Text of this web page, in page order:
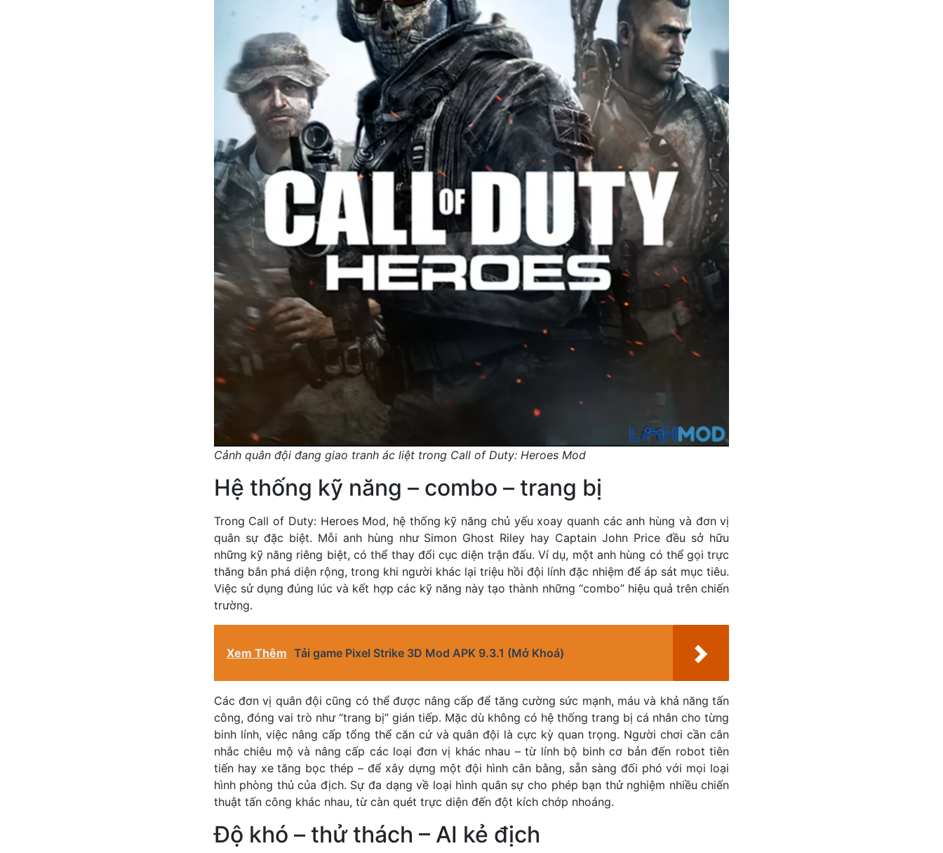
Cảnh quân đội đang giao tranh ác liệt trong Call of Duty: Heroes Mod
Hệ thống kỹ năng – combo – trang bị
Trong Call of Duty: Heroes Mod, hệ thống kỹ năng chủ yếu xoay quanh các anh hùng và đơn vị
quân sự đặc biệt. Mỗi anh hùng như Simon Ghost Riley hay Captain John Price đều sở hữu
những kỹ năng riêng biệt, có thể thay đổi cục diện trận đấu. Ví dụ, một anh hùng có thể gọi trực
thăng bắn phá diện rộng, trong khi người khác lại triệu hồi đội lính đặc nhiệm để áp sát mục tiêu.
Việc sử dụng đúng lúc và kết hợp các kỹ năng này tạo thành những “combo” hiệu quả trên chiến
trường.
Xem Thêm Tải game Pixel Strike 3D Mod APK 9.3.1 (Mở Khoá)
Các đơn vị quân đội cũng có thể được nâng cấp để tăng cường sức mạnh, máu và khả năng tấn
công, đóng vai trò như “trang bị” gián tiếp. Mặc dù không có hệ thống trang bị cá nhân cho từng
binh lính, việc nâng cấp tổng thể căn cứ và quân đội là cực kỳ quan trọng. Người chơi cần cân
nhắc chiêu mộ và nâng cấp các loại đơn vị khác nhau – từ lính bộ binh cơ bản đến robot tiên
tiến hay xe tăng bọc thép – để xây dựng một đội hình cân bằng, sẵn sàng đối phó với mọi loại
hình phòng thủ của địch. Sự đa dạng về loại hình quân sự cho phép bạn thử nghiệm nhiều chiến
thuật tấn công khác nhau, từ càn quét trực diện đến đột kích chớp nhoáng.
Độ khó – thử thách – AI kẻ địch